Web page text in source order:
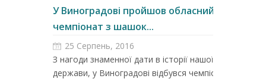
У Виноградові пройшов обласний
чемпіонат з шашок...
25 Серпень, 2016
З нагоди знаменної дати в історії нашої
держави, у Виноградові відбувся чемпіонат